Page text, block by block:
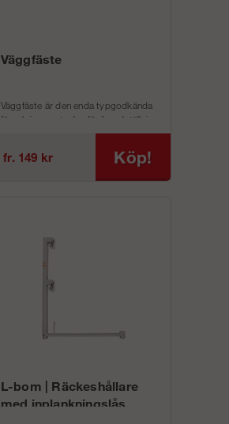
Väggfäste
Väggfäste är den enda typgodkända
förankringsmetoden för fasadställning.
Fästes i vägg med vägg&...
fr. 149 kr Köp!
L-bom | Räckeshållare
med inplankningslås